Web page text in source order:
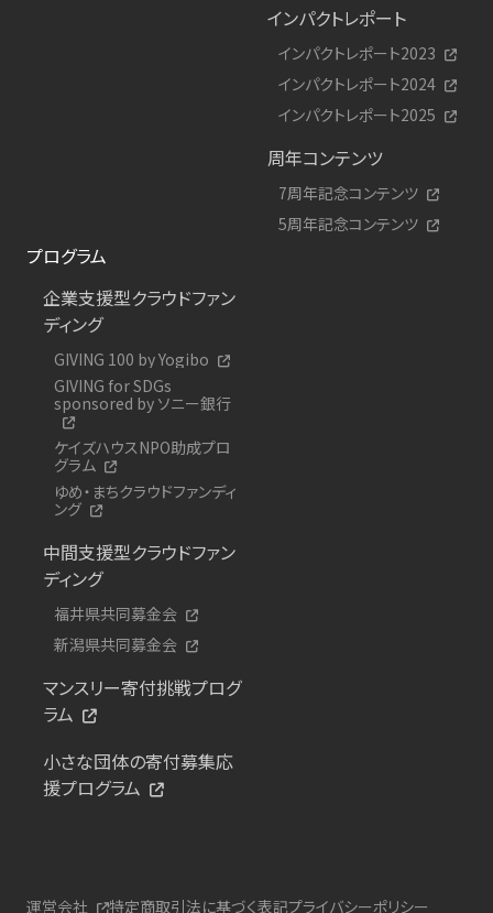
インパクトレポート
インパクトレポート2023
インパクトレポート2024
インパクトレポート2025
周年コンテンツ
7周年記念コンテンツ
5周年記念コンテンツ
プログラム
企業支援型クラウドファン
ディング
GIVING 100 by Yogibo
GIVING for SDGs
sponsored by ソニー銀行
ケイズハウスNPO助成プロ
グラム
ゆめ・まちクラウドファンディ
ング
中間支援型クラウドファン
ディング
福井県共同募金会
新潟県共同募金会
マンスリー寄付挑戦プログ
ラム
小さな団体の寄付募集応
援プログラム
運営会社 特定商取引法に基づく表記プライバシーポリシー